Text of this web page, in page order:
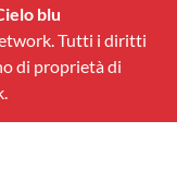
blu
Tutti i diritti
di proprietà di